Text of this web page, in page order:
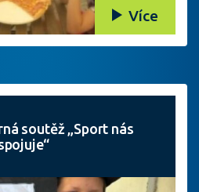
Více
soutěž „Sport nás